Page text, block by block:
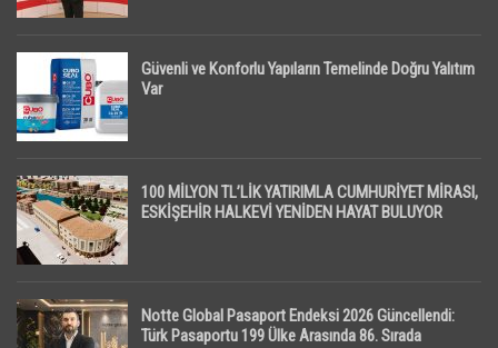
Güvenli ve Konforlu Yapıların Temelinde Doğru Yalıtım
Var
100 MİLYON TL’LİK YATIRIMLA CUMHURİYET MİRASI,
ESKİŞEHİR HALKEVİ YENİDEN HAYAT BULUYOR
Notte Global Pasaport Endeksi 2026 Güncellendi:
Türk Pasaportu 199 Ülke Arasında 86. Sırada